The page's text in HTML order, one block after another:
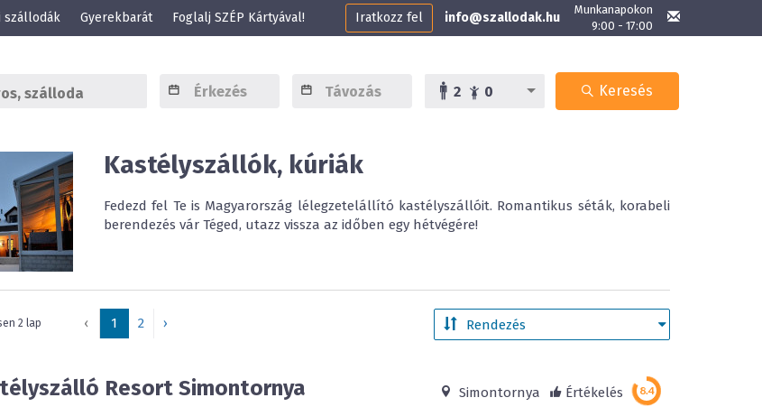
szállodák Gyerekbarát Foglalj SZÉP Kártyával! Iratkozz fel info@szallodak.hu
Munkanapokon
9:00 - 17:00
2 0 Keresés
Kastélyszállók, kúriák
Fedezd fel Te is Magyarország lélegzetelállító kastélyszállóit. Romantikus séták, korabeli
berendezés vár Téged, utazz vissza az időben egy hétvégére!
2 lap ‹ 1 2 ›
ResortSimontornya Simontornya Értékelés